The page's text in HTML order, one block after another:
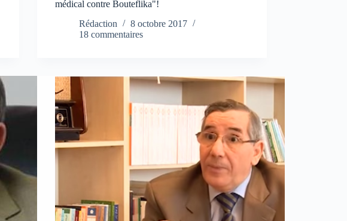
médical contre Bouteflika"!
Rédaction
8 octobre 2017
18 commentaires